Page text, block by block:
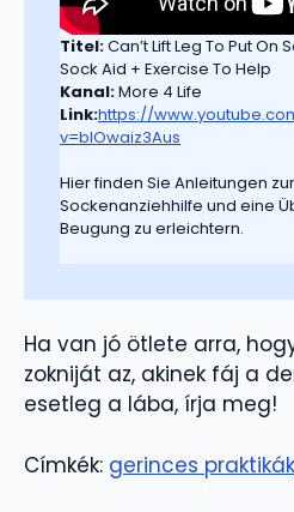
Titel:Can’t Lift Leg To Put On
Sock Aid + Exercise To Help
Kanal:More 4 Life
Link:https://
v=blOwaiz3Aus
Hier finden Sie Anleitungen
Sockenanziehhilfe und eine
Beugung zu erleichtern.
Ha van jó ötlete arra,
zokniját az, akinek fáj a
esetleg a lába, írja meg!
Címkék: gerinces praktikák